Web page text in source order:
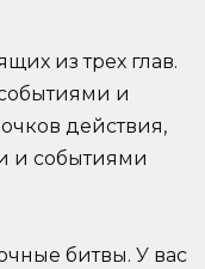
из трех глав.
и
действия,
и событиями
битвы. У вас